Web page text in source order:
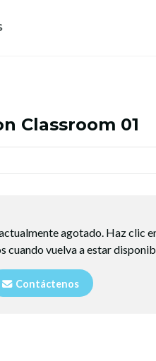
Classroom 01
agotado. Haz clic
cuando vuelva a estar
Contáctenos